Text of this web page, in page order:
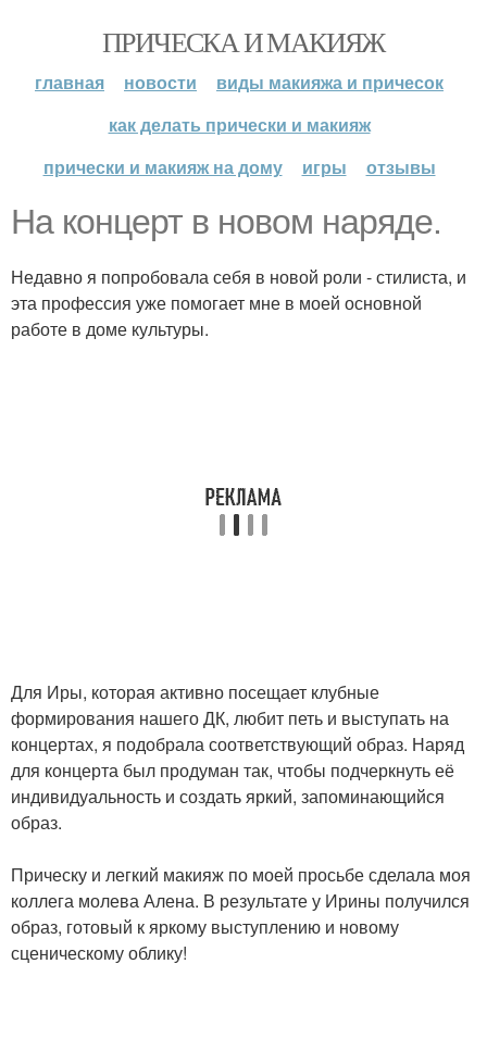
ПРИЧЕСКА И МАКИЯЖ
главная новости
виды макияжа и причесок
как делать прически и макияж
прически и макияж на дому
игры отзывы
На концерт в новом наряде.
Недавно я попробовала себя в новой роли - стилиста, и
эта профессия уже помогает мне в моей основной
работе в доме культуры.
Для Иры, которая активно посещает клубные
формирования нашего ДК, любит петь и выступать на
концертах, я подобрала соответствующий образ. Наряд
для концерта был продуман так, чтобы подчеркнуть её
индивидуальность и создать яркий, запоминающийся
образ.
Прическу и легкий макияж по моей просьбе сделала моя
коллега молева Алена. В результате у Ирины получился
образ, готовый к яркому выступлению и новому
сценическому облику!